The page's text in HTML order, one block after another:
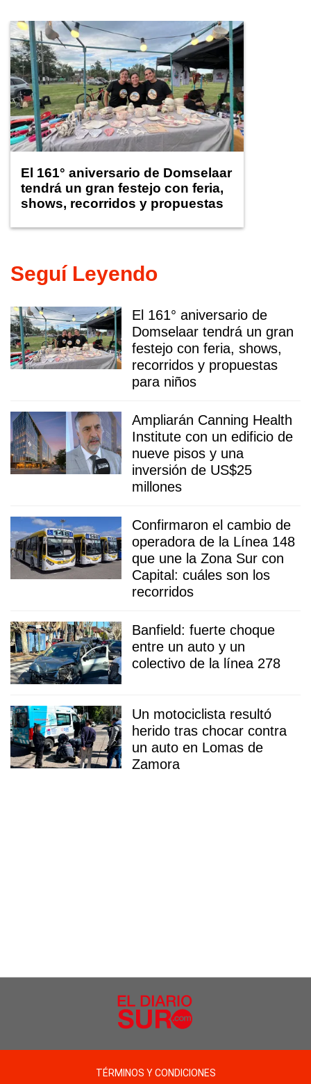
El 161° aniversario de Domselaar
tendrá un gran festejo con feria,
shows, recorridos y propuestas
Seguí Leyendo
El 161° aniversario de
Domselaar tendrá un gran
festejo con feria, shows,
recorridos y propuestas
para niños
Ampliarán Canning Health
Institute con un edificio de
nueve pisos y una
inversión de US$25
millones
Confirmaron el cambio de
operadora de la Línea 148
que une la Zona Sur con
Capital: cuáles son los
recorridos
Banfield: fuerte choque
entre un auto y un
colectivo de la línea 278
Un motociclista resultó
herido tras chocar contra
un auto en Lomas de
Zamora
TÉRMINOS Y CONDICIONES